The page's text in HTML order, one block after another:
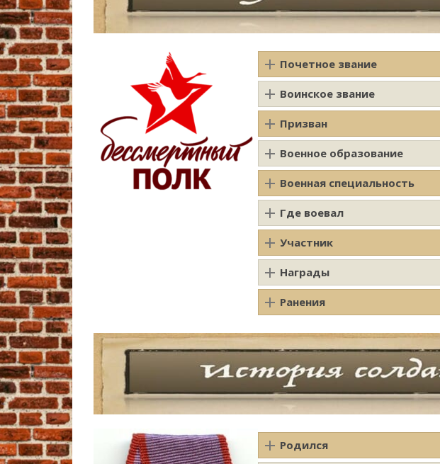
Почетное звание
Воинское звание
Призван
Военное образование
Военная специальность
Где воевал
Участник
Награды
Ранения
Родился